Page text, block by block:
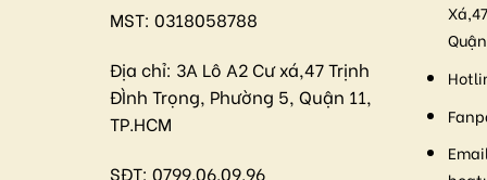
MST: 0318058788
Địa chỉ: 3A Lô A2 Cư xá,47 Trịnh
ĐÌnh Trọng, Phường 5, Quận 11,
TP.HCM
SĐT: 0799.06.09.96